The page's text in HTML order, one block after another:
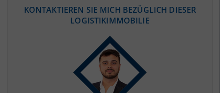
(STAND: 12/2019)
(Landkreis / Kreisfreie Stadt)
KONTAKTIEREN SIE MICH BEZÜGLICH DIESER
LOGISTIKIMMOBILIE